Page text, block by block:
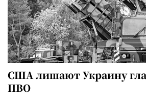
США лишают Украину
ПВО